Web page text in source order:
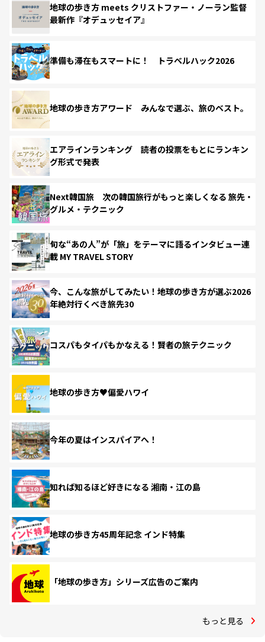
地球の歩き方 meets クリストファー・ノーラン監督
最新作『オデュッセイア』
準備も滞在もスマートに！ トラベルハック2026
地球の歩き方アワード みんなで選ぶ、旅のベスト。
エアラインランキング 読者の投票をもとにランキン
グ形式で発表
Next韓国旅 次の韓国旅行がもっと楽しくなる 旅先・
グルメ・テクニック
旬な“あの人”が「旅」をテーマに語るインタビュー連
載 MY TRAVEL STORY
今、こんな旅がしてみたい！地球の歩き方が選ぶ2026
年絶対行くべき旅先30
コスパもタイパもかなえる！賢者の旅テクニック
地球の歩き方♥偏愛ハワイ
今年の夏はインスパイアへ！
知れば知るほど好きになる 湘南・江の島
地球の歩き方45周年記念 インド特集
「地球の歩き方」シリーズ広告のご案内
もっと見る